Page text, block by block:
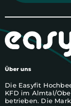
Über uns
Die Easyfit
KFD im Almtal/
betrieben. Die